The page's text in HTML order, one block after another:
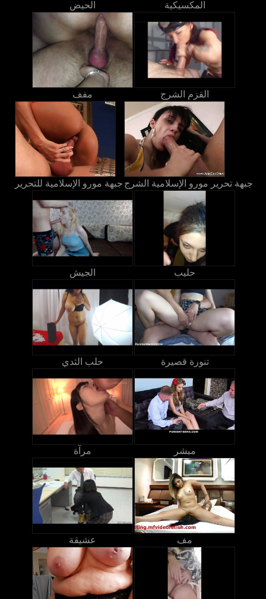
الحيض المكسيكية
مفف القزم الشرج
جبهة مورو الإسلامية للتحرير جبهة تحرير مورو الإسلامية الشرج
الجيش حليب
حلب الثدي تنورة قصيرة
مرآة مبشر
عشيقة مف